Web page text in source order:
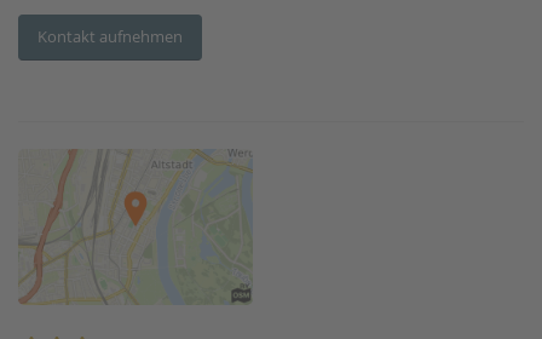
Kontakt aufnehmen